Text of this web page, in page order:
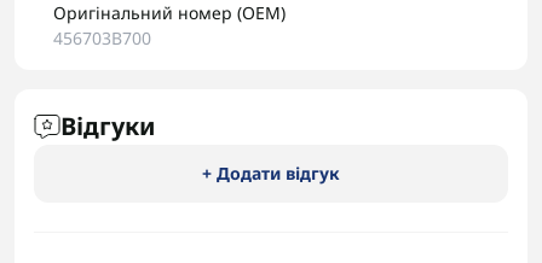
Оригінальний номер (OEM)
456703B700
Відгуки
+ Додати відгук